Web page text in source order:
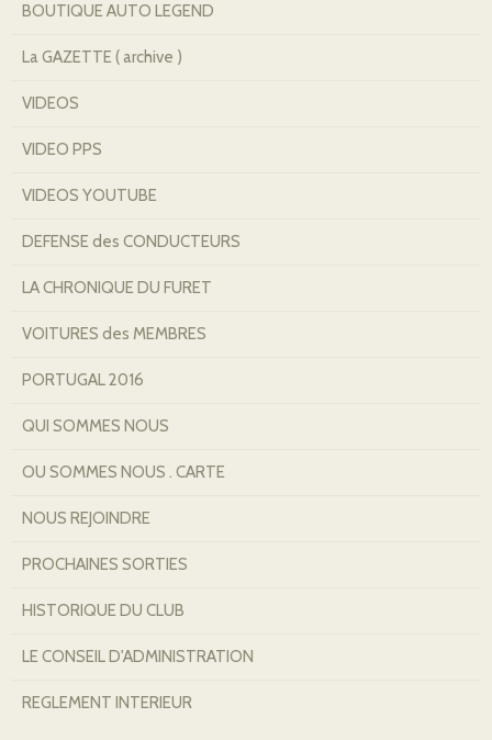
BOUTIQUE AUTO LEGEND
La GAZETTE ( archive )
VIDEOS
VIDEO PPS
VIDEOS YOUTUBE
DEFENSE des CONDUCTEURS
LA CHRONIQUE DU FURET
VOITURES des MEMBRES
PORTUGAL 2016
QUI SOMMES NOUS
OU SOMMES NOUS . CARTE
NOUS REJOINDRE
PROCHAINES SORTIES
HISTORIQUE DU CLUB
LE CONSEIL D'ADMINISTRATION
REGLEMENT INTERIEUR